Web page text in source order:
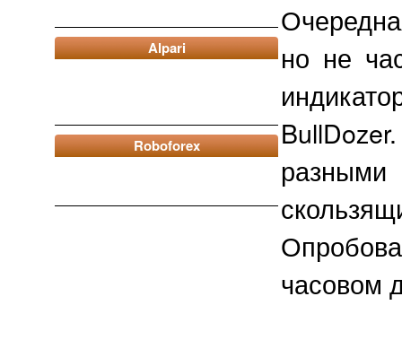
Alpari
Roboforex
но не
часовом